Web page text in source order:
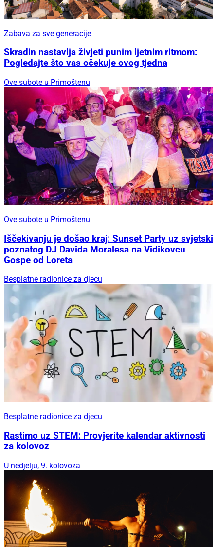
Zabava za sve generacije
Skradin nastavlja živjeti punim ljetnim ritmom:
Pogledajte što vas očekuje ovog tjedna
Ove subote u Primoštenu
Ove subote u Primoštenu
Iščekivanju je došao kraj: Sunset Party uz svjetski
poznatog DJ Davida Moralesa na Vidikovcu
Gospe od Loreta
Besplatne radionice za djecu
Besplatne radionice za djecu
Rastimo uz STEM: Provjerite kalendar aktivnosti
za kolovoz
U nedjelju, 9. kolovoza